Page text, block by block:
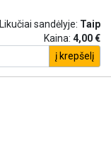
Likučiai sandėlyje: Taip
Kaina: 4,00 €
į krepšelį